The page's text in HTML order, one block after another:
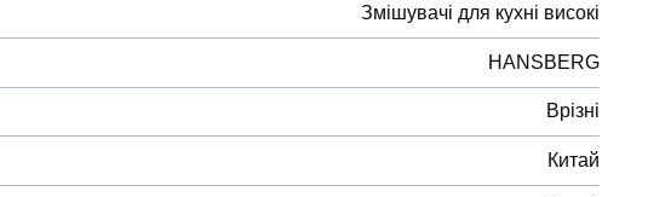
Змішувачі для кухні високі
HANSBERG
Врізні
Китай